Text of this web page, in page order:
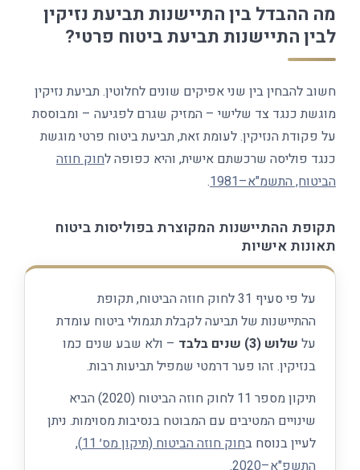
מה ההבדל בין התיישנות תביעת נזיקין
לבין התיישנות תביעת ביטוח פרטי?
חשוב להבחין בין שני אפיקים שונים לחלוטין. תביעת נזיקין
מוגשת כנגד צד שלישי – המזיק שגרם לפגיעה – ומבוססת
על פקודת הנזיקין. לעומת זאת, תביעת ביטוח פרטי מוגשת
כנגד פוליסה שרכשתם אישית, והיא כפופה לחוק חוזה
הביטוח, התשמ"א–1981
.
תקופת ההתיישנות המקוצרת בפוליסות ביטוח
תאונות אישיות
על פי סעיף 31 לחוק חוזה הביטוח, תקופת
ההתיישנות של תביעה לקבלת תגמולי ביטוח עומדת
על שלוש (3) שנים בלבד
– ולא שבע שנים כמו
בנזיקין. זהו פער דרמטי שמפיל תביעות רבות.
תיקון מספר 11 לחוק חוזה הביטוח (2020) הביא
שינויים המטיבים עם המבוטח בנסיבות מסוימות. ניתן
לעיין בנוסח ב
חוק חוזה הביטוח (תיקון מס׳ 11),
התשפ"א–2020
.